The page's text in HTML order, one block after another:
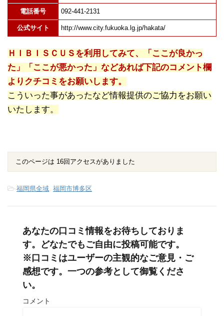
電話番号 092-441-2131
公式サイト http://www.city.fukuoka.lg.jp/hakata/
ＨＩＢＩＳＣＵＳを利用してみて、「ここが良かっ
た」「ここが悪かった」などあれば下記のコメント欄
よりクチコミをお願いします。
こういった事があったなど情報提供のご協力をお願い
いたします。
このページは 16回アクセスがありました
-福岡県全域, 福岡市博多区
あなたの口コミ情報をお待ちしておりま
す。どなたでもご自由に投稿可能です。
※口コミはユーザーの主観的なご意見・ご
感想です。一つの参考として御覧くださ
い。
コメント